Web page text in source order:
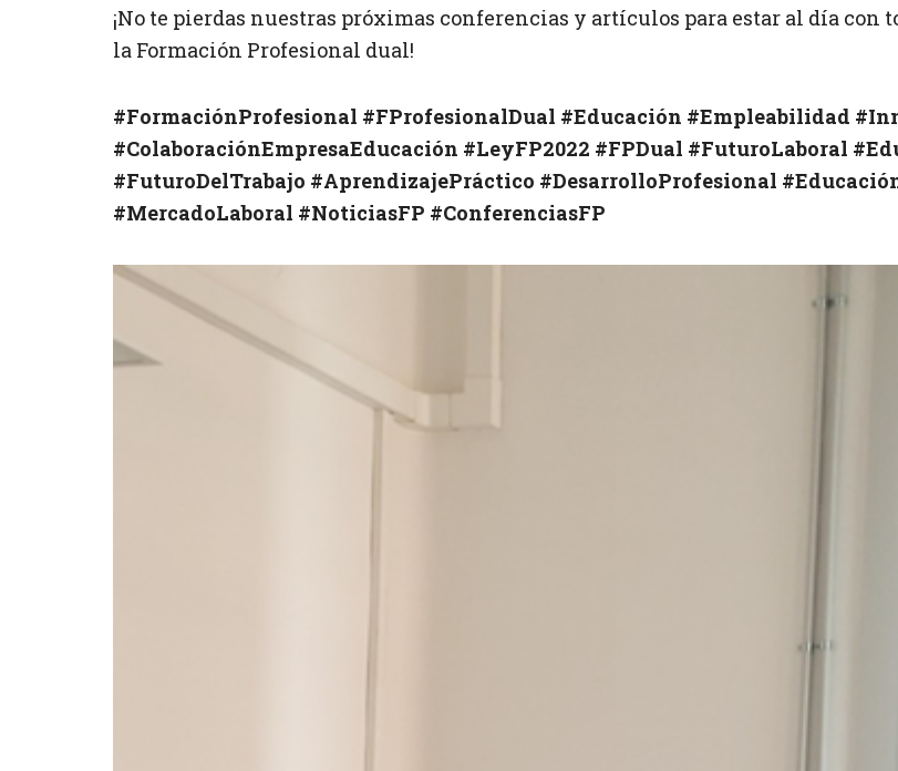
¡No te pierdas nuestras próximas conferencias y artículos para estar al día con
la Formación Profesional dual!
#FormaciónProfesional #FProfesionalDual #Educación #Empleabilidad
#ColaboraciónEmpresaEducación #LeyFP2022 #FPDual #FuturoLaboral
#FuturoDelTrabajo #AprendizajePráctico #DesarrolloProfesional
#MercadoLaboral #NoticiasFP #ConferenciasFP